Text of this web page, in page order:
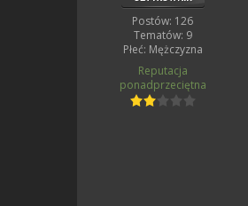
Postów: 126
Tematów: 9
Płeć: Mężczyzna
Reputacja
ponadprzeciętna